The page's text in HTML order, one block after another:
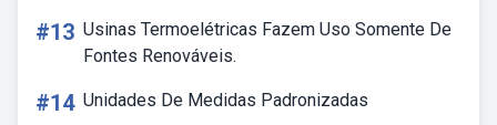
#13 Usinas Termoelétricas Fazem Uso Somente De
Fontes Renováveis.
#14 Unidades De Medidas Padronizadas